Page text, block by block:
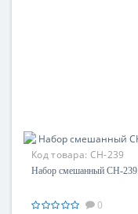
Код товара: CH-239
Набор смешанный CH-239
0